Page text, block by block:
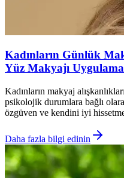
Kadınların Günlük
Yüz Makyajı Uygulama
Kadınların makyaj
psikolojik durumlara bağlı
özgüven ve kendini iyi
Daha fazla bilgi edinin